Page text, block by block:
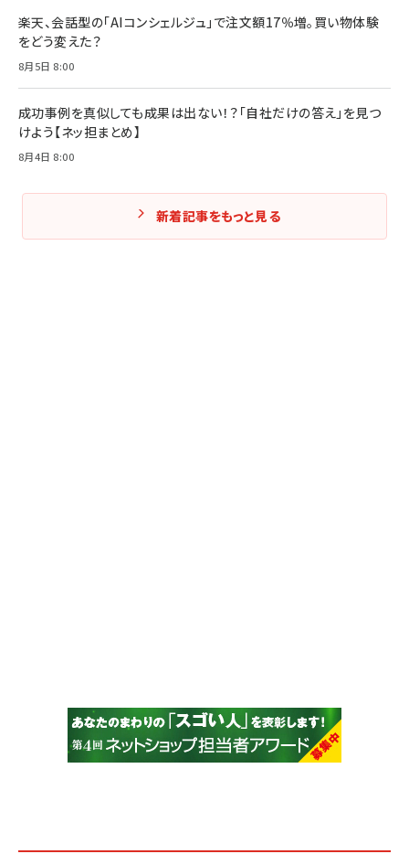
楽天、会話型の「AIコンシェルジュ」で注文額17％増。買い物体験
をどう変えた？
8月5日 8:00
成功事例を真似しても成果は出ない！？「自社だけの答え」を見つ
けよう【ネッ担まとめ】
8月4日 8:00
新着記事をもっと見る